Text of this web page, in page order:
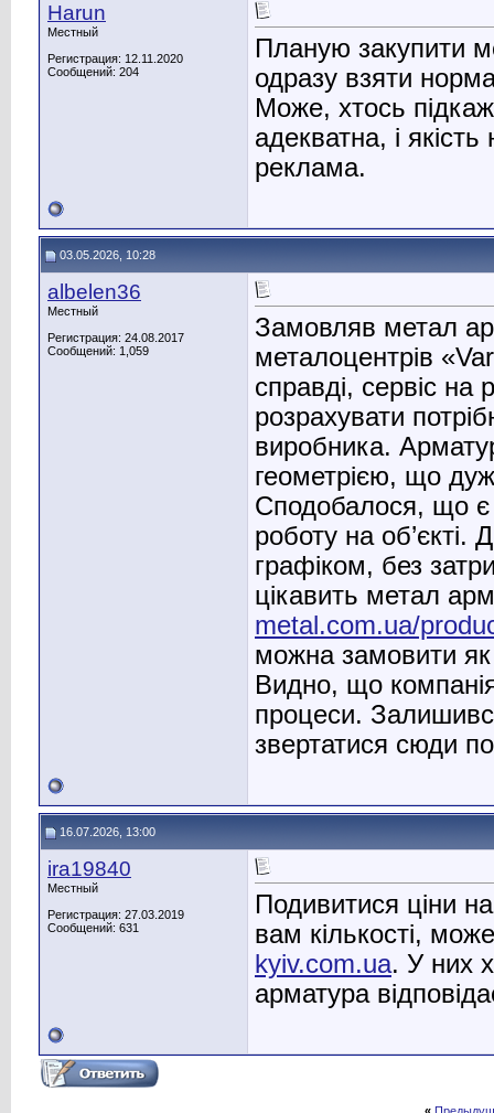
Harun
Местный
Регистрация: 12.11.2020
Сообщений: 204
Планую закупити
одразу взяти
Може, хтось
адекватна, і
реклама.
03.05.2026, 10:28
albelen36
Местный
Регистрация: 24.08.2017
Сообщений: 1,059
Замовляв метал
металоцентрів
справді, сервіс на
розрахувати
виробника.
геометрією, що
Сподобалося, що є
роботу на об’єкті.
графіком, без
цікавить метал
metal.com.ua/
можна замовити як
Видно, що
процеси.
звертатися сюди
16.07.2026, 13:00
ira19840
Местный
Регистрация: 27.03.2019
Сообщений: 631
Подивитися ціни
вам кількості,
kyiv.com.ua. У них
арматура